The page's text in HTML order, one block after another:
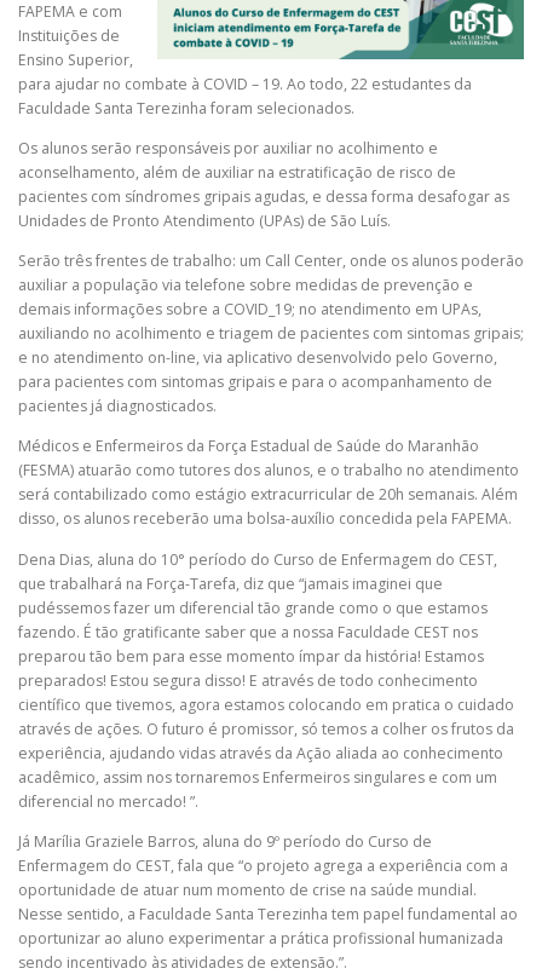
FAPEMA e com
Instituições de
Ensino Superior,
para ajudar no combate à COVID – 19. Ao todo, 22 estudantes da
Faculdade Santa Terezinha foram selecionados.
Os alunos serão responsáveis por auxiliar no acolhimento e
aconselhamento, além de auxiliar na estratificação de risco de
pacientes com síndromes gripais agudas, e dessa forma desafogar as
Unidades de Pronto Atendimento (UPAs) de São Luís.
Serão três frentes de trabalho: um Call Center, onde os alunos poderão
auxiliar a população via telefone sobre medidas de prevenção e
demais informações sobre a COVID_19; no atendimento em UPAs,
auxiliando no acolhimento e triagem de pacientes com sintomas gripais;
e no atendimento on-line, via aplicativo desenvolvido pelo Governo,
para pacientes com sintomas gripais e para o acompanhamento de
pacientes já diagnosticados.
Médicos e Enfermeiros da Força Estadual de Saúde do Maranhão
(FESMA) atuarão como tutores dos alunos, e o trabalho no atendimento
será contabilizado como estágio extracurricular de 20h semanais. Além
disso, os alunos receberão uma bolsa-auxílio concedida pela FAPEMA.
Dena Dias, aluna do 10° período do Curso de Enfermagem do CEST,
que trabalhará na Força-Tarefa, diz que “jamais imaginei que
pudéssemos fazer um diferencial tão grande como o que estamos
fazendo. É tão gratificante saber que a nossa Faculdade CEST nos
preparou tão bem para esse momento ímpar da história! Estamos
preparados! Estou segura disso! E através de todo conhecimento
científico que tivemos, agora estamos colocando em pratica o cuidado
através de ações. O futuro é promissor, só temos a colher os frutos da
experiência, ajudando vidas através da Ação aliada ao conhecimento
acadêmico, assim nos tornaremos Enfermeiros singulares e com um
diferencial no mercado! ”.
Já Marília Graziele Barros, aluna do 9º período do Curso de
Enfermagem do CEST, fala que “o projeto agrega a experiência com a
oportunidade de atuar num momento de crise na saúde mundial.
Nesse sentido, a Faculdade Santa Terezinha tem papel fundamental ao
oportunizar ao aluno experimentar a prática profissional humanizada
sendo incentivado às atividades de extensão.”.